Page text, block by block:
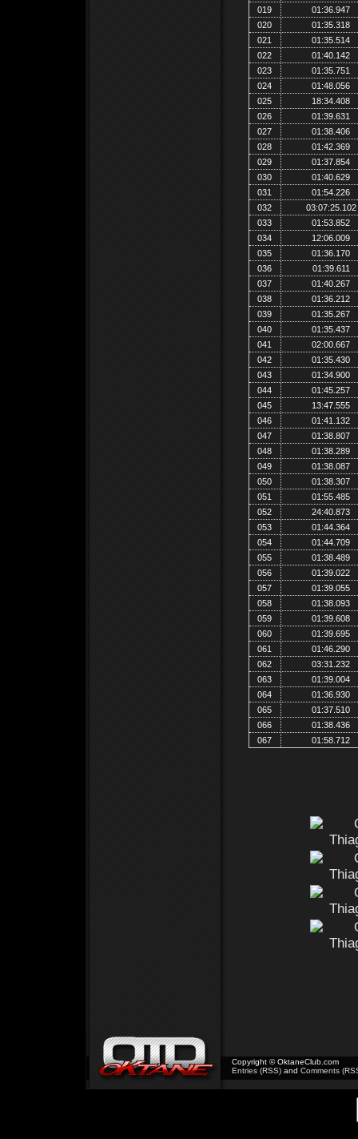
019
01:36.947
020
01:35.318
021
01:35.514
022
01:40.142
023
01:35.751
024
01:48.056
025
18:34.408
026
01:39.631
027
01:38.406
028
01:42.369
029
01:37.854
030
01:40.629
031
01:54.226
032
03:07:25.102
033
01:53.852
034
12:06.009
035
01:36.170
036
01:39.611
037
01:40.267
038
01:36.212
039
01:35.267
040
01:35.437
041
02:00.667
042
01:35.430
043
01:34.900
044
01:45.257
045
13:47.555
046
01:41.132
047
01:38.807
048
01:38.289
049
01:38.087
050
01:38.307
051
01:55.485
052
24:40.873
053
01:44.364
054
01:44.709
055
01:38.489
056
01:39.022
057
01:39.055
058
01:38.093
059
01:39.608
060
01:39.695
061
01:46.290
062
03:31.232
063
01:39.004
064
01:36.930
065
01:37.510
066
01:38.436
067
01:58.712
Copyright © OktaneClub.com
Entries (RSS)and Comments